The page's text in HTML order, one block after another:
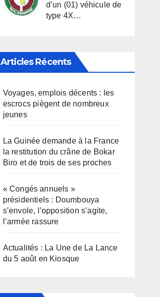
d’un (01) véhicule de
type 4X…
Articles Récents
Voyages, emplois décents : les
escrocs piègent de nombreux
jeunes
La Guinée demande à la France
la restitution du crâne de Bokar
Biro et de trois de ses proches
« Congés annuels »
présidentiels : Doumbouya
s’envole, l’opposition s’agite,
l’armée rassure
Actualités : La Une de La Lance
du 5 août en Kiosque